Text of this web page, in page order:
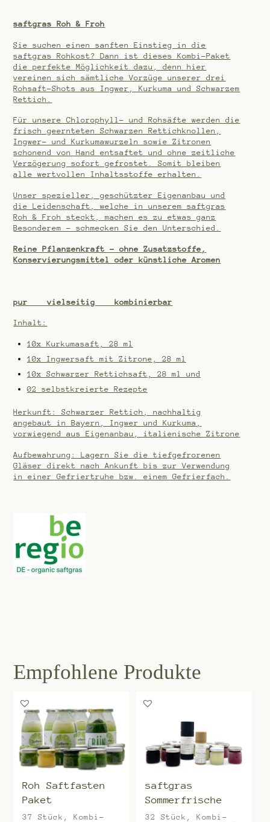
saftgras Roh & Froh
Sie suchen einen sanften Einstieg in die
saftgras Rohkost? Dann ist dieses Kombi-Paket
die perfekte Möglichkeit dazu, denn hier
vereinen sich sämtliche Vorzüge unserer drei
Rohsaft-Shots aus Ingwer, Kurkuma und Schwarzem
Rettich.
Für unsere Chlorophyll- und Rohsäfte werden die
frisch geernteten Schwarzen Rettichknollen,
Ingwer- und Kurkumawurzeln sowie Zitronen
schonend von Hand entsaftet und ohne zeitliche
Verzögerung sofort gefrostet. Somit bleiben
alle wertvollen Inhaltsstoffe erhalten.
Unser spezieller, geschützter Eigenanbau und
die Leidenschaft, welche in unserem saftgras
Roh & Froh steckt, machen es zu etwas ganz
Besonderem – schmecken Sie den Unterschied.
Reine Pflanzenkraft – ohne Zusatzstoffe,
Konservierungsmittel oder künstliche Aromen
pur vielseitig kombinierbar
Inhalt:
10x Kurkumasaft, 28 ml
10x Ingwersaft mit Zitrone, 28 ml
10x Schwarzer Rettichsaft, 28 ml und
02 selbstkreierte Rezepte
Herkunft: Schwarzer Rettich, nachhaltig
angebaut in Bayern, Ingwer und Kurkuma,
vorwiegend aus Eigenanbau, italienische Zitrone
Aufbewahrung: Lagern Sie die tiefgefrorenen
Gläser direkt nach Ankunft bis zur Verwendung
in einer Gefriertruhe bzw. einem Gefrierfach.
Roh Saftfasten
Paket
37 Stück, Kombi-
saftgras
Sommerfrische
32 Stück, Kombi-